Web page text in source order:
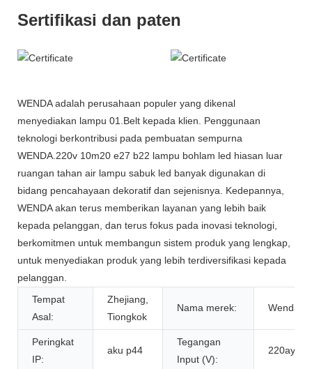
Sertifikasi dan paten
WENDA adalah perusahaan populer yang dikenal
menyediakan lampu 01.Belt kepada klien. Penggunaan
teknologi berkontribusi pada pembuatan sempurna
WENDA.220v 10m20 e27 b22 lampu bohlam led hiasan luar
ruangan tahan air lampu sabuk led banyak digunakan di
bidang pencahayaan dekoratif dan sejenisnya. Kedepannya,
WENDA akan terus memberikan layanan yang lebih baik
kepada pelanggan, dan terus fokus pada inovasi teknologi,
berkomitmen untuk membangun sistem produk yang lengkap,
untuk menyediakan produk yang lebih terdiversifikasi kepada
pelanggan.
Tempat
Asal:
Zhejiang,
Tiongkok
Nama merek: Wenda
Peringkat
IP:
aku p44
Tegangan
Input (V):
220ay